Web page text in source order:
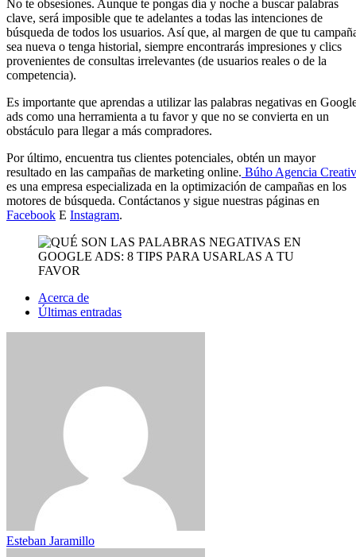
No te obsesiones. Aunque te pongas día y noche a buscar palabras
clave, será imposible que te adelantes a todas las intenciones de
búsqueda de todos los usuarios. Así que, al margen de que tu
sea nueva o tenga historial, siempre encontrarás impresiones y clics
provenientes de consultas irrelevantes (de usuarios reales o de la
competencia).
Es importante que aprendas a utilizar las palabras negativas en
ads como una herramienta a tu favor y que no se convierta en un
obstáculo para llegar a más compradores.
Por último, encuentra tus clientes potenciales, obtén un mayor
resultado en las campañas de marketing online. Búho Agencia
es una empresa especializada en la optimización de campañas en los
motores de búsqueda. Contáctanos y sigue nuestras páginas en
Facebook E Instagram.
Acerca de
Últimas entradas
Esteban Jaramillo